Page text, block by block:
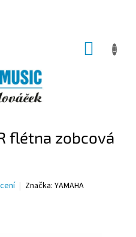
flétna zobcová
Značka: YAMAHA